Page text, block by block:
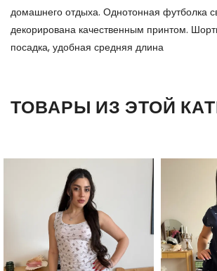
домашнего отдыха. Однотонная футболка
декорирована качественным принтом.
посадка, удобная средняя длина
ТОВАРЫ ИЗ ЭТОЙ